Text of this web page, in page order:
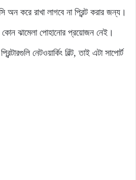
করে রাখা লাগবে না প্রিন্ট করার জন্য।
কোন ঝামেলা পোহানোর প্রয়োজন নেই।
নেটওয়ার্কিং বিল্ট, তাই এটা সাপোর্ট